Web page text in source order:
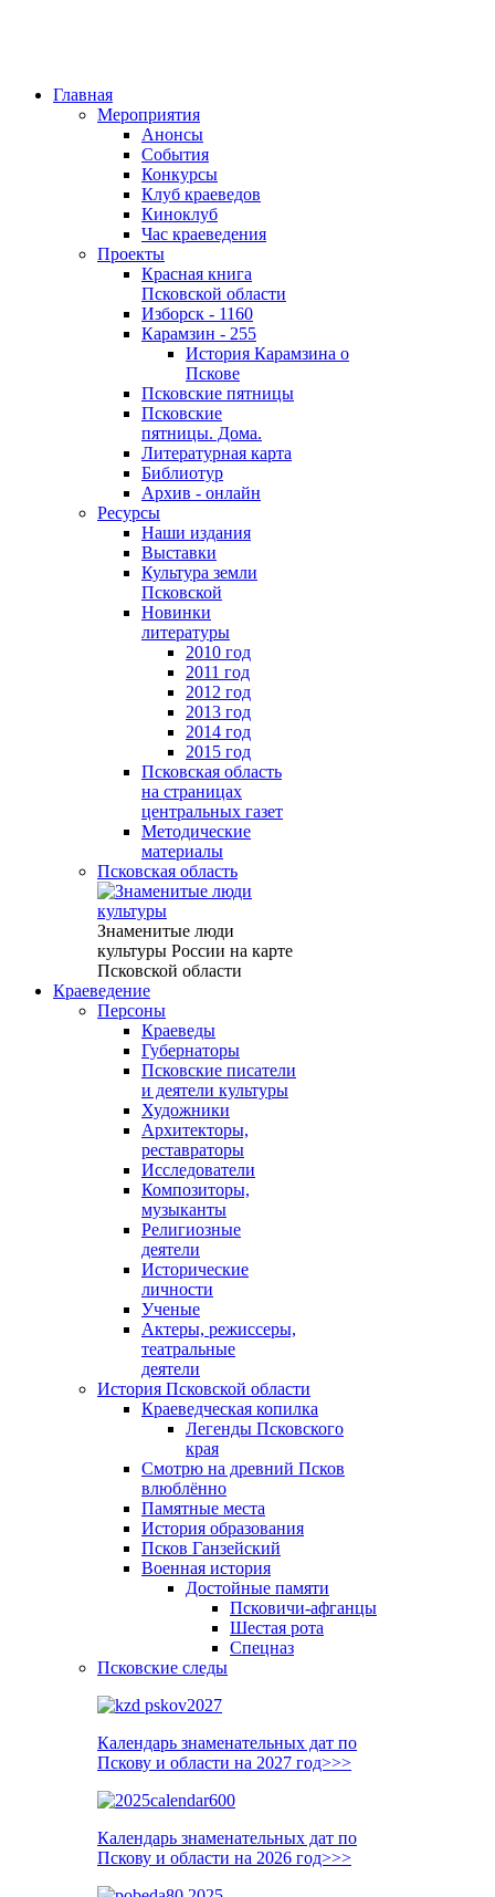
Главная
Мероприятия
Анонсы
События
Конкурсы
Клуб краеведов
Киноклуб
Час краеведения
Проекты
Красная книга
Псковской области
Изборск - 1160
Карамзин - 255
История Карамзина о
Пскове
Псковские пятницы
Псковские
пятницы. Дома.
Литературная карта
Библиотур
Архив - онлайн
Ресурсы
Наши издания
Выставки
Культура земли
Псковской
Новинки
литературы
2010 год
2011 год
2012 год
2013 год
2014 год
2015 год
Псковская область
на страницах
центральных газет
Методические
материалы
Псковская область
Знаменитые люди
культуры России на карте
Псковской области
Краеведение
Персоны
Краеведы
Губернаторы
Псковские писатели
и деятели культуры
Художники
Архитекторы,
реставраторы
Исследователи
Композиторы,
музыканты
Религиозные
деятели
Исторические
личности
Ученые
Актеры, режиссеры,
театральные
деятели
История Псковской области
Краеведческая копилка
Легенды Псковского
края
Смотрю на древний Псков
влюблённо
Памятные места
История образования
Псков Ганзейский
Военная история
Достойные памяти
Псковичи-афганцы
Шестая рота
Спецназ
Псковские следы
Календарь знаменательных дат по
Пскову и области на 2027 год>>>
Календарь знаменательных дат по
Пскову и области на 2026 год>>>